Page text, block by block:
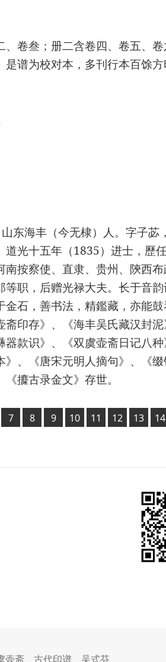
卷叁；册二含卷四、卷五、
谱为校对本，多刊行本百馀
东海丰（今无棣）人。字子苾
光十五年（1835）进士，歷
按察使、直隶、贵州、陝西
职，后赠光禄大夫。长于音韵
石，善书法，精鑑藏，亦能
斋印存》、《海丰吴氏藏汉封
款识》、《双虞壶斋日记八
、《唐宋元明人摘句》、《缀
攗古录金文》存世。
,
页
7 ,
页
8 ,
页
9 ,
页
10 ,
页
11 ,
页
12 ,
页
13 ,
页
14
壶斋 、古代印谱 吴式芬